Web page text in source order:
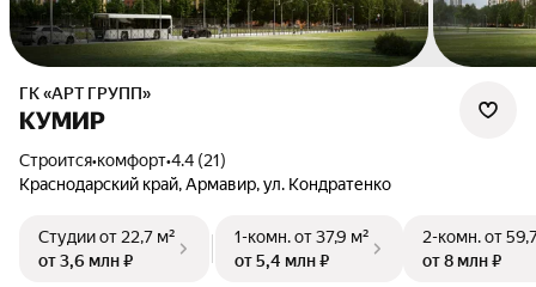
ГК «АРТ ГРУПП»
КУМИР
Строится•комфорт•4.4 (21)
Краснодарский край, Армавир, ул. Кондратенко
Студииот 22,7 м²
от 3,6 млн ₽
1-комн.от 37,9 м²
от 5,4 млн ₽
2-комн.от
от 8 млн ₽